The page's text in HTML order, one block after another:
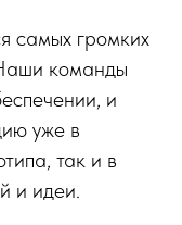
самых громких
команды
и
уже в
так и в
и идеи.